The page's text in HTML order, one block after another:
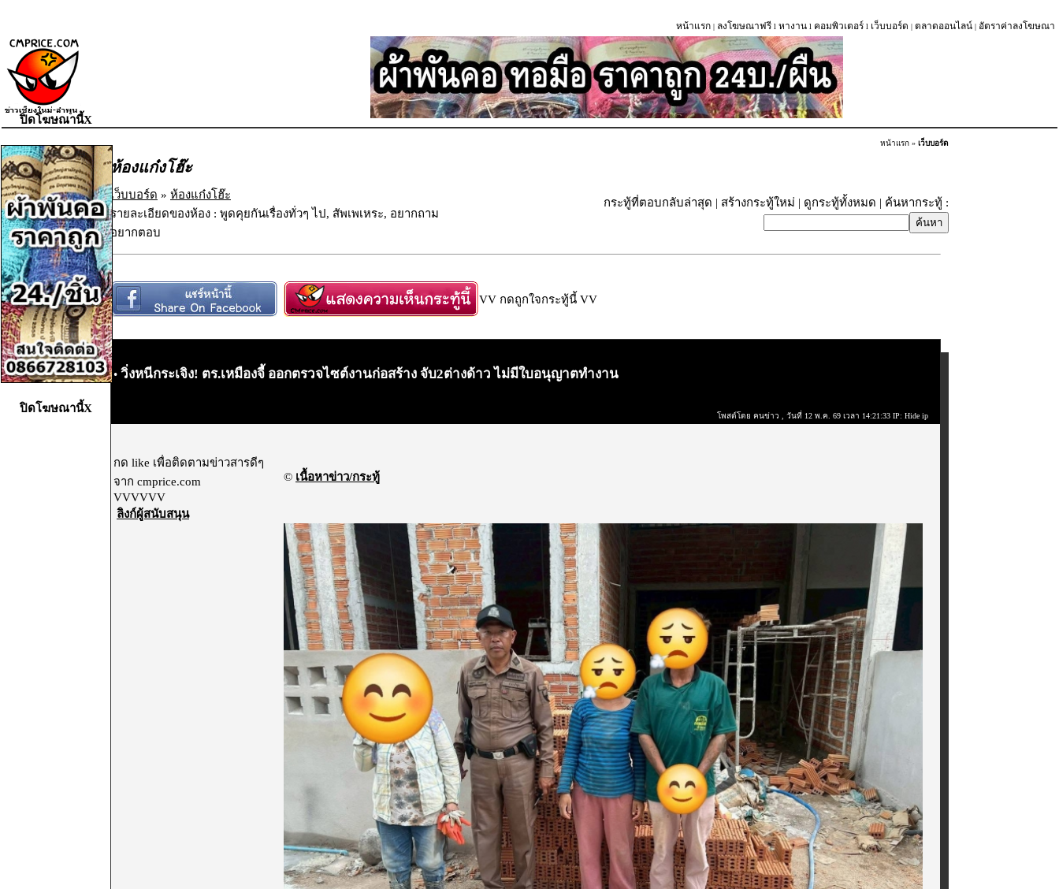
หน้าแรก | ลงโฆษณาฟรี l หางาน l คอมพิวเตอร์ l เว็บบอร์ด | ตลาดออนไลน์ | อัตราค่าลงโฆษณา
หน้าแรก » เว็บบอร์ด
ห้องแก๋งโฮ๊ะ
เว็บบอร์ด » ห้องแก๋งโฮ๊ะ
รายละเอียดของห้อง : พูดคุยกันเรื่องทั่วๆ ไป, สัพเพเหระ, อยากถาม
อยากตอบ
กระทู้ที่ตอบกลับล่าสุด | สร้างกระทู้ใหม่ | ดูกระทู้ทั้งหมด | ค้นหากระทู้ :
VV กดถูกใจกระทู้นี้ VV
• วิ่งหนีกระเจิง! ตร.เหมืองจี้ ออกตรวจไซต์งานก่อสร้าง จับ2ต่างด้าว ไม่มีใบอนุญาตทำงาน
โพสต์โดย คนข่าว , วันที่ 12 พ.ค. 69 เวลา 14:21:33 IP: Hide ip
กด like เพื่อติดตามข่าวสารดีๆ
จาก cmprice.com
VVVVVV
ลิงก์ผู้สนับสนุน
© เนื้อหาข่าว/กระทู้
ปิดโฆษณานี้X
ปิดโฆษณานี้X